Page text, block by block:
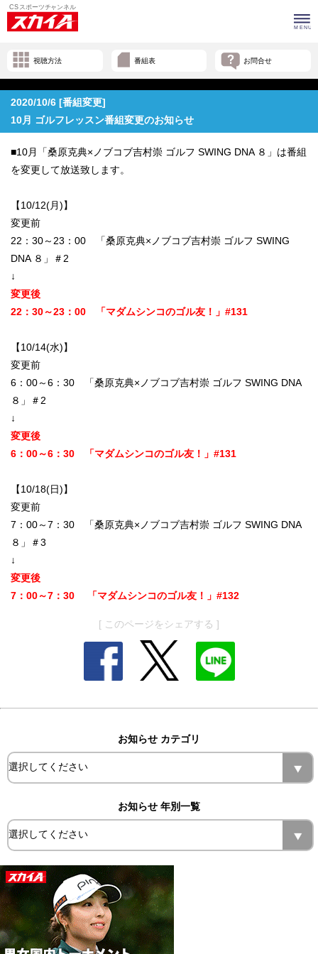
視聴方法 番組表 お問合せ
2020/10/6 [番組変更]
10月 ゴルフレッスン番組変更のお知らせ
■10月「桑原克典×ノブコブ吉村崇 ゴルフ SWING DNA ８」は番組
を変更して放送致します。
【10/12(月)】
変更前
22：30～23：00 「桑原克典×ノブコブ吉村崇 ゴルフ SWING
DNA ８」＃2
↓
変更後
22：30～23：00 「マダムシンコのゴル友！」#131
【10/14(水)】
変更前
6：00～6：30 「桑原克典×ノブコブ吉村崇 ゴルフ SWING DNA
８」＃2
↓
変更後
6：00～6：30 ​「マダムシンコのゴル友！」#131
【10/18(日)】
変更前
7：00～7：30 「桑原克典×ノブコブ吉村崇 ゴルフ SWING DNA
８」＃3
↓
変更後
7：00～7：30 「マダムシンコのゴル友！」#132
[ このページをシェアする ]
お知らせ カテゴリ
お知らせ 年別一覧